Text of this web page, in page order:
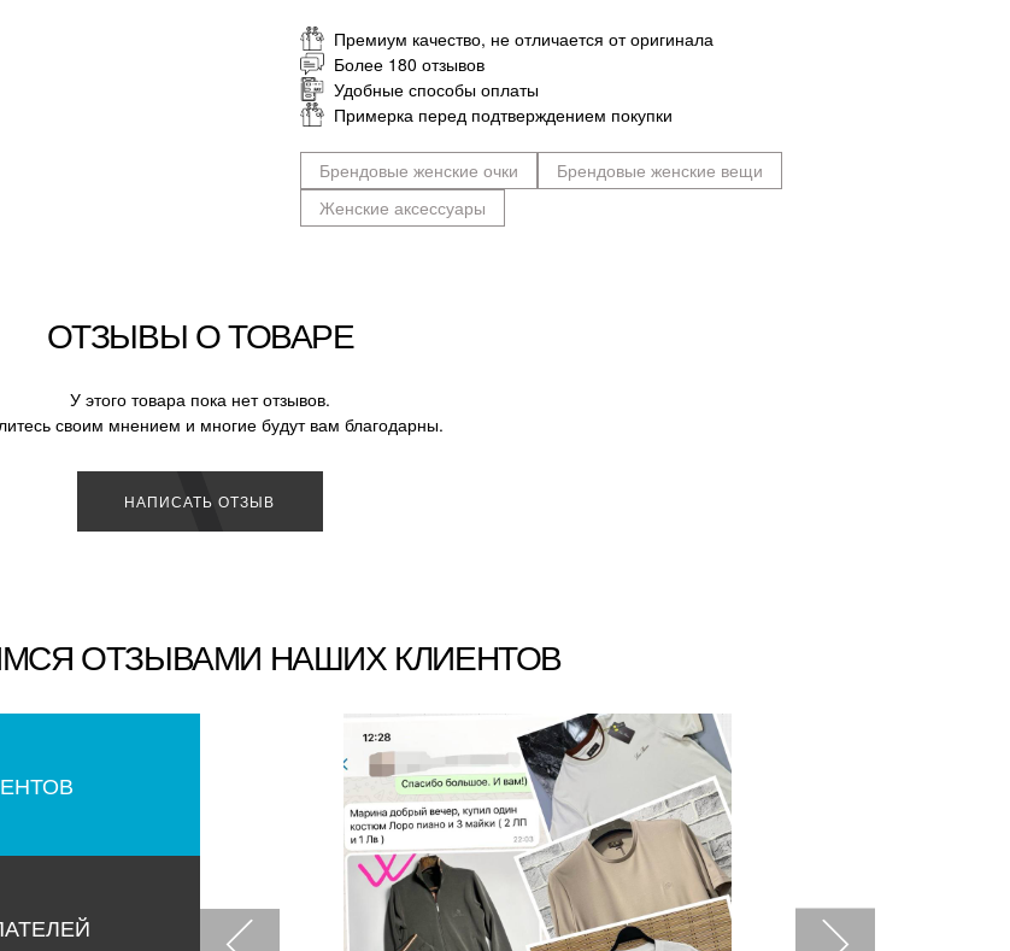
Премиум качество, не отличается от оригинала
Более 180 отзывов
Удобные способы оплаты
Примерка перед подтверждением покупки
Брендовые женские очки
Брендовые женские вещи
Женские аксессуары
ОТЗЫВЫ О ТОВАРЕ
У этого товара пока нет отзывов.
своим мнением и многие будут вам благодарны.
НАПИСАТЬ ОТЗЫВ
ОТЗЫВАМИ НАШИХ КЛИЕНТОВ